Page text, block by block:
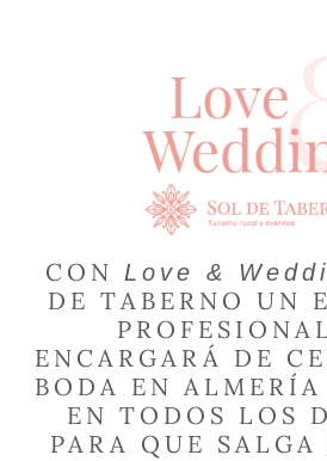
CON Love &
DE TABERNO UN
ENCARGARÁ DE
BODA EN ALMERÍA
EN TODOS LOS
PARA QUE SALGA